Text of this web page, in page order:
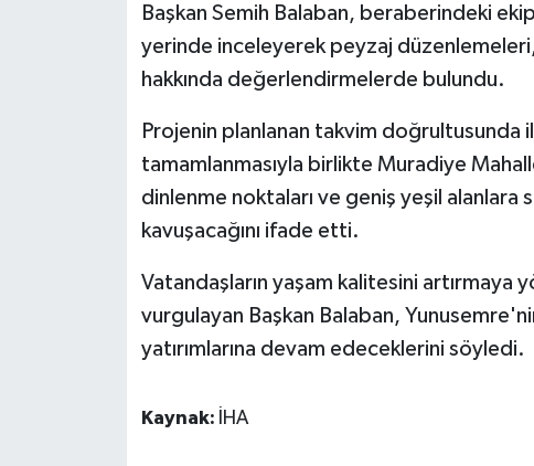
Başkan Semih Balaban, beraberindeki
yerinde inceleyerek peyzaj düzenlemeleri,
hakkında değerlendirmelerde bulundu.
Projenin planlanan takvim doğrultusunda
tamamlanmasıyla birlikte Muradiye
dinlenme noktaları ve geniş yeşil alanlara
kavuşacağını ifade etti.
Vatandaşların yaşam kalitesini artırmaya
vurgulayan Başkan Balaban,
yatırımlarına devam edeceklerini söyledi.
Kaynak: İHA